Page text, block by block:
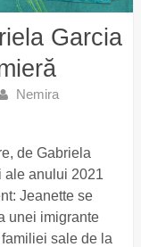
Garcia
Nemira
de Gabriela
ale anului 2021
Jeanette se
unei imigrante
sale de la